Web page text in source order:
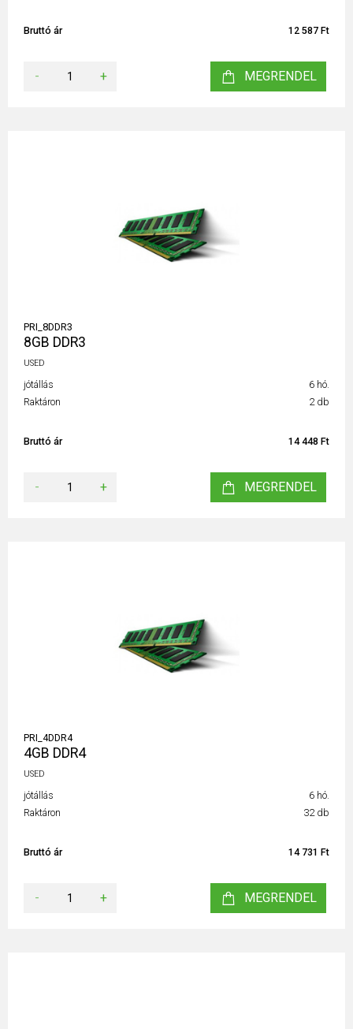
Bruttó ár 12 587 Ft
- + MEGRENDEL
PRI_8DDR3
8GB DDR3
USED
jótállás
6 hó.
Raktáron
2 db
Bruttó ár 14 448 Ft
- + MEGRENDEL
PRI_4DDR4
4GB DDR4
USED
jótállás
6 hó.
Raktáron
32 db
Bruttó ár 14 731 Ft
- + MEGRENDEL